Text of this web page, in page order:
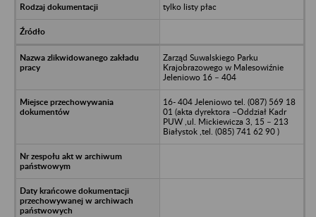
tylko listy płac
Zarząd Suwalskiego Parku
Krajobrazowego w Malesowiźnie
Jeleniowo 16 – 404
16- 404 Jeleniowo tel. (087) 569 18
01 (akta dyrektora –Oddział Kadr
PUW ,ul. Mickiewicza 3, 15 – 213
Białystok ,tel. (085) 741 62 90 )